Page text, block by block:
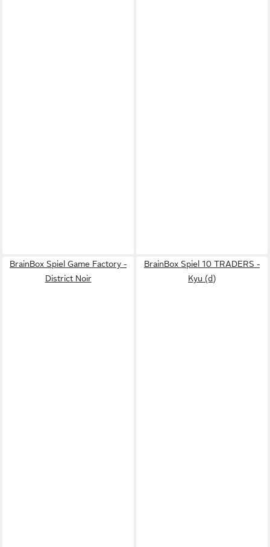
BrainBox Spiel Game Factory -
District Noir
BrainBox Spiel 10 TRADERS -
Kyu (d)